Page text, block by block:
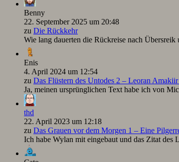
Benny
22. September 2025 um 20:48
zu Die Rückkehr
Wie lang dauerten die Rückreise nach
Enis
4. April 2024 um 12:54
zu Das Flüstern des Untodes 2 – Leoran
Ja, meinen ursprünglichen Text habe ich von
thd
22. April 2023 um 12:18
zu Das Grauen vor dem Morgen 1 – Eine
Ich habe Wylan mit eingebaut und das Zitat des